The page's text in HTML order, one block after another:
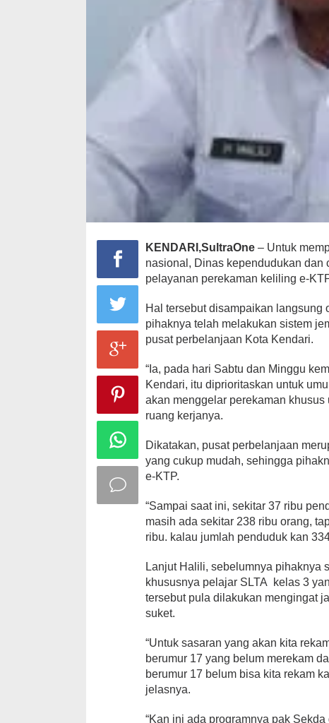
KENDARI,SultraOne – Untuk
nasional, Dinas kependudukan
pelayanan perekaman keliling e-
Hal tersebut disampaikan
pihaknya telah melakukan sistem
pusat perbelanjaan Kota Kendari.
“Ia, pada hari Sabtu dan Minggu
Kendari, itu diprioritaskan untuk
akan menggelar perekaman
ruang kerjanya.
Dikatakan, pusat perbelanjaan
yang cukup mudah, sehingga
e-KTP.
“Sampai saat ini, sekitar 37 ribu
masih ada sekitar 238 ribu orang,
ribu. kalau jumlah penduduk kan
Lanjut Halili, sebelumnya pihaknya
khususnya pelajar SLTA kelas 3
tersebut pula dilakukan mengingat
suket.
“Untuk sasaran yang akan kita
berumur 17 yang belum merekam
berumur 17 belum bisa kita rekam
jelasnya.
“Kan ini ada programnya pak